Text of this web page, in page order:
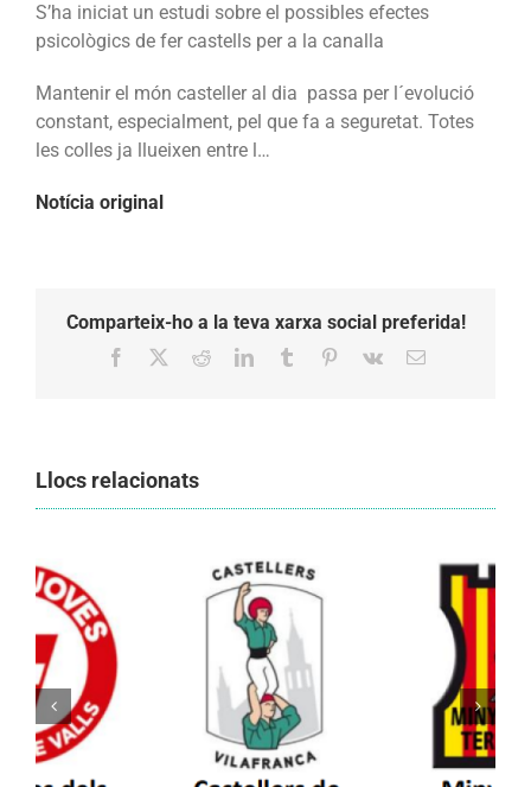
S’ha iniciat un estudi sobre el possibles efectes
psicològics de fer castells per a la canalla
Mantenir el món casteller al dia passa per l´evolució
constant, especialment, pel que fa a seguretat. Totes
les colles ja llueixen entre l…
Notícia original
Comparteix-ho a la teva xarxa social preferida!
Facebook RedditLinkedInTumblr Pinterest
Vk Email:
Llocs relacionats
Els Castellers de Vilafranca unieixen tradició i
patrimoni en un viatge de colla a la Vall
d’Aran i a la Vall de Boí